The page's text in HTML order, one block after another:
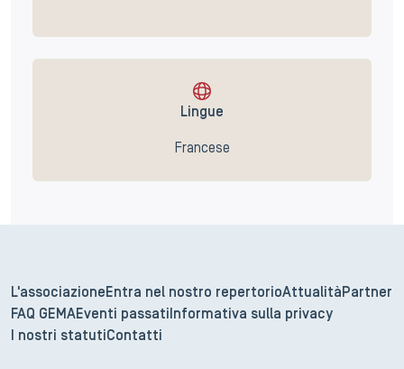
Lingue
Francese
L'associazione Entra nel nostro repertorioAttualità Partner
FAQ GEMAEventi passati
Informativa sulla privacy
I nostri statuti Contatti